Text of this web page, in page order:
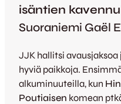
isäntien
Suoraniemi Gaël
JJK hallitsi
hyviä paikkoja.
alkuminuuteilla, kun
Poutiaisen komean